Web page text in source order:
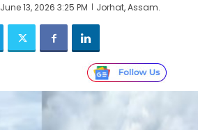
June 13, 2026 3:25 PM Jorhat, Assam.